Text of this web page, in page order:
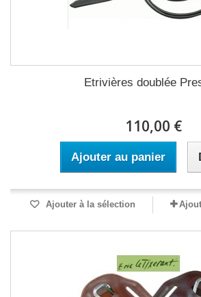
Etrivières doublée
110,00 €
Ajouter au panier
Ajouter à la sélection